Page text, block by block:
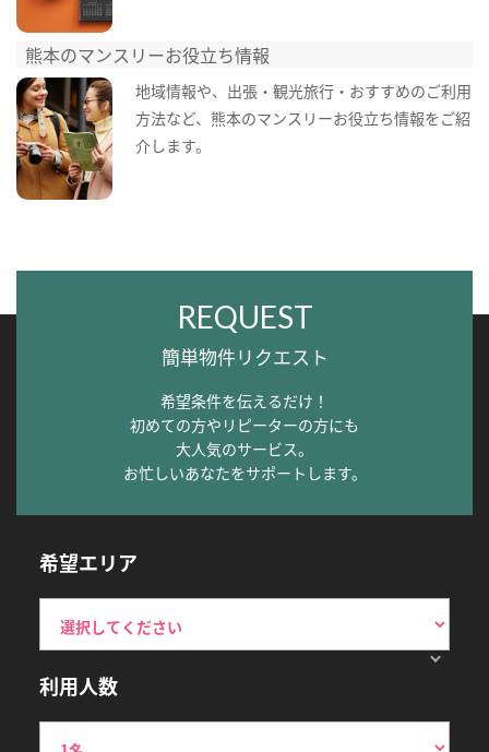
熊本のマンスリーお役立ち情報
地域情報や、出張・観光旅行・おすすめのご利用
方法など、熊本のマンスリーお役立ち情報をご紹
介します。
REQUEST
簡単物件リクエスト
希望条件を伝えるだけ！
初めての方やリピーターの方にも
大人気のサービス。
お忙しいあなたをサポートします。
希望エリア
利用人数